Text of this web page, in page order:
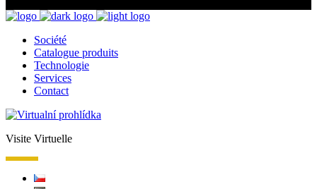
Société
Catalogue produits
Technologie
Services
Contact
Visite Virtuelle